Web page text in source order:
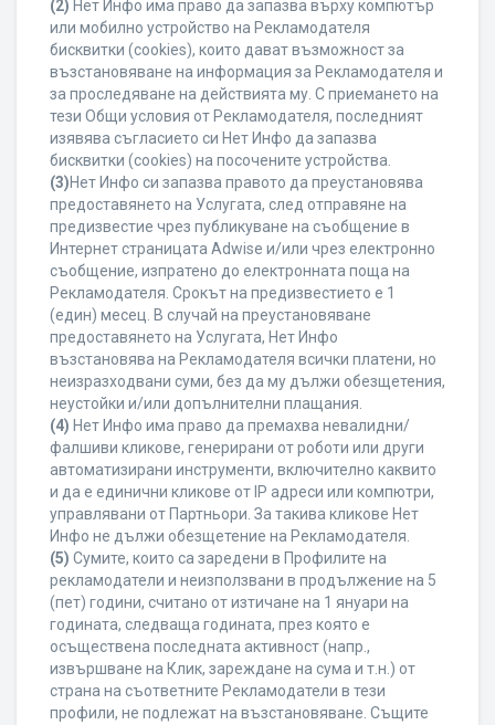
(2) Нет Инфо има право да запазва върху компютър
или мобилно устройство на Рекламодателя
бисквитки (cookies), които дават възможност за
възстановяване на информация за Рекламодателя и
за проследяване на действията му. С приемането на
тези Общи условия от Рекламодателя, последният
изявява съгласието си Нет Инфо да запазва
бисквитки (cookies) на посочените устройства.
(3)Нет Инфо си запазва правото да преустановява
предоставянето на Услугата, след отправяне на
предизвестие чрез публикуване на съобщение в
Интернет страницата Adwise и/или чрез електронно
съобщение, изпратено до електронната поща на
Рекламодателя. Срокът на предизвестието е 1
(един) месец. В случай на преустановяване
предоставянето на Услугата, Нет Инфо
възстановява на Рекламодателя всички платени, но
неизразходвани суми, без да му дължи обезщетения,
неустойки и/или допълнителни плащания.
(4) Нет Инфо има право да премахва невалидни/
фалшиви кликове, генерирани от роботи или други
автоматизирани инструменти, включително каквито
и да е единични кликове от IP адреси или компютри,
управлявани от Партньори. За такива кликове Нет
Инфо не дължи обезщетение на Рекламодателя.
(5) Сумите, които са заредени в Профилите на
рекламодатели и неизползвани в продължение на 5
(пет) години, считано от изтичане на 1 януари на
годината, следваща годината, през която е
осъществена последната активност (напр.,
извършване на Клик, зареждане на сума и т.н.) от
страна на съответните Рекламодатели в тези
профили, не подлежат на възстановяване. Същите